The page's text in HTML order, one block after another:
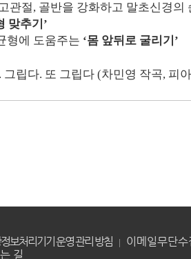
관절 , 골반을 강화하고 말초신경의
맞추기 ’
형에 도움주는 ‘몸 앞뒤로 굴리기 ’
그립다. 또 그립다 (차민영 작곡, 피
보처리기기 운영 관리 방침
이메일무단
길